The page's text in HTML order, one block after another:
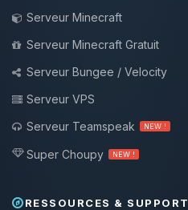
Serveur Minecraft
Serveur Minecraft Gratuit
Serveur Bungee / Velocity
Serveur VPS
Serveur Teamspeak
NEW !
Super Choupy NEW !
RESSOURCES & SUPPORT